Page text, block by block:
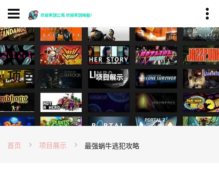
项目展示
首页 项目展示 最强蜗牛逃犯攻略